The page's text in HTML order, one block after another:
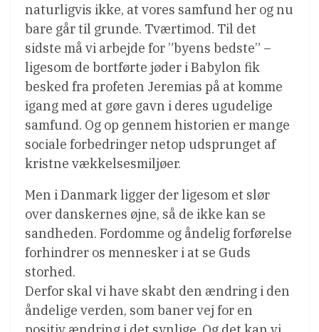
naturligvis ikke, at vores samfund her og nu
bare går til grunde. Tværtimod. Til det
sidste må vi arbejde for ”byens bedste” –
ligesom de bortførte jøder i Babylon fik
besked fra profeten Jeremias på at komme
igang med at gøre gavn i deres ugudelige
samfund. Og op gennem historien er mange
sociale forbedringer netop udsprunget af
kristne vækkelsesmiljøer.
Men i Danmark ligger der ligesom et slør
over danskernes øjne, så de ikke kan se
sandheden. Fordomme og åndelig forførelse
forhindrer os mennesker i at se Guds
storhed.
Derfor skal vi have skabt den ændring i den
åndelige verden, som baner vej for en